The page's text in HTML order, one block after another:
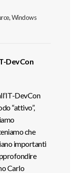
,Windows
DevCon
DevCon
“attivo”,
che
importanti
Carlo